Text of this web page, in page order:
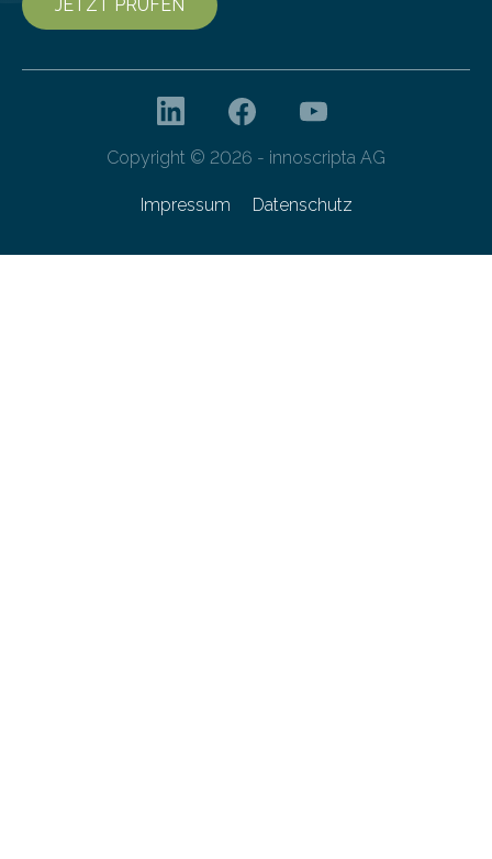
JETZT PRÜFEN
Copyright © 2026 - innoscripta AG
Impressum Datenschutz